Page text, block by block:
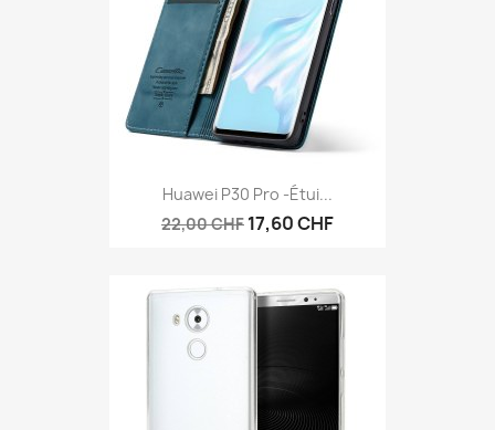
Huawei P30 Pro -étui...
22,00 CHF 17,60 CHF